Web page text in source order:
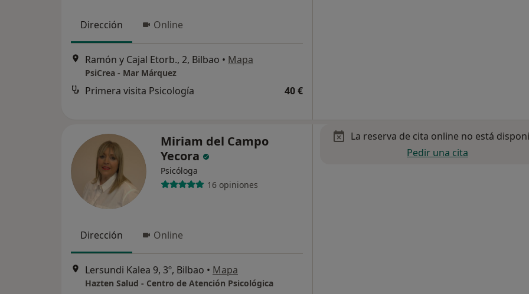
Dirección Online
Ramón y Cajal Etorb., 2, Bilbao • Mapa
PsiCrea - Mar Márquez
Primera visita Psicología 40 €
Miriam del Campo
Yecora
Psicóloga
16 opiniones
Dirección Online
Lersundi Kalea 9, 3º, Bilbao • Mapa
Hazten Salud - Centro de Atención Psicológica
La reserva de cita online no está
Pedir una cita